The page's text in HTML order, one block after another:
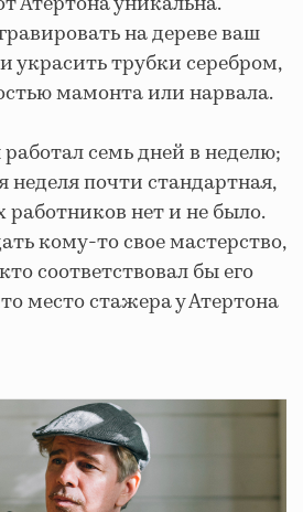
на дереве ваш
украсить трубки серебром,
мамонта или нарвала.
семь дней в неделю;
неделя почти стандартная,
нет и не было.
кому-то свое мастерство,
соответствовал бы его
место стажера у Атертона